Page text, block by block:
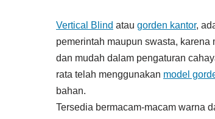
Vertical Blind atau gorden kantor,
pemerintah maupun swasta, karena
dan mudah dalam pengaturan
rata telah menggunakan model
bahan.
Tersedia bermacam-macam warna